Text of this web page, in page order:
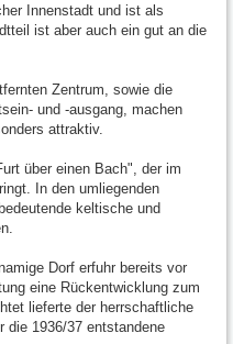
Innenstadt und ist als
ist aber auch ein gut an die
Zentrum, sowie die
und -ausgang, machen
attraktiv.
über einen Bach", der im
In den umliegenden
keltische und
Dorf erfuhr bereits vor
eine Rückentwicklung zum
lieferte der herrschaftliche
die 1936/37 entstandene